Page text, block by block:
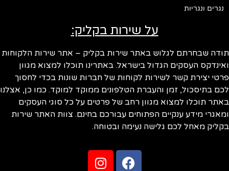
נגרים ונגריות
על שירות בקליק:
שבחרתם לגלוש באתר שירות בקליק – אתר שירות הלקוחות
העסקים הגדול בישראל. באתרינו תוכלו למצוא מגוון
יצירת קשר לשירות לקוחות של חברות שונות בכדי לחסוך
בתיסכול, זמן והעברת הטלפונים ממוקד למוקד. כמו כן, אצלנו
תוכלו למצוא מגוון רחב של פרטים על כל סוגי העסקים
מידע ענקיים הפתוחים עבורכם בחינם. צוות האתר שירות
מאחל לכם גלישה נעימה ובטוחה.